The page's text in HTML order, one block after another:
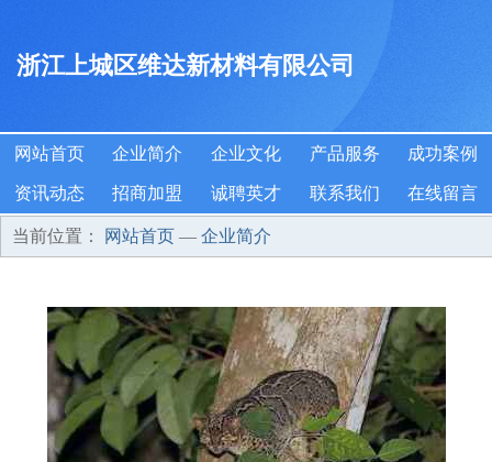
浙江上城区维达新材料有限公司
网站首页 企业简介 企业文化 产品服务 成功案例
资讯动态 招商加盟 诚聘英才 联系我们 在线留言
当前位置： 网站首页 — 企业简介